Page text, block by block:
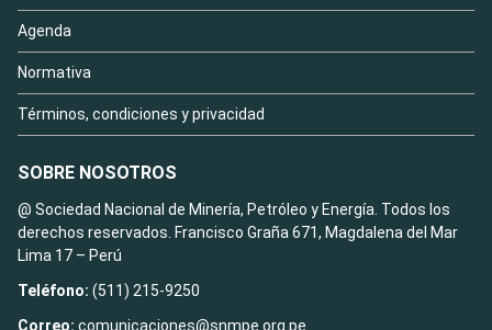
Agenda
Normativa
Términos, condiciones y privacidad
SOBRE NOSOTROS
@ Sociedad Nacional de Minería, Petróleo y Energía. Todos los
derechos reservados. Francisco Graña 671, Magdalena del Mar
Lima 17 – Perú
Teléfono: (511) 215-9250
Correo: comunicaciones@snmpe.org.pe